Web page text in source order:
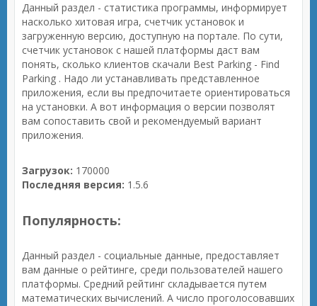
Данный раздел - статистика программы, информирует
насколько хитовая игра, счетчик установок и
загруженную версию, доступную на портале. По сути,
счетчик установок с нашей платформы даст вам
понять, сколько клиентов скачали Best Parking - Find
Parking . Надо ли устанавливать представленное
приложения, если вы предпочитаете ориентироваться
на установки. А вот информация о версии позволят
вам сопоставить свой и рекомендуемый вариант
приложения.
Загрузок: 170000
Последняя версия: 1.5.6
Популярность:
Данный раздел - социальные данные, предоставляет
вам данные о рейтинге, среди пользователей нашего
платформы. Средний рейтинг складывается путем
математических вычислений. А число проголосовавших